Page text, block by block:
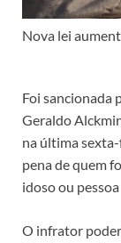
Nova lei
Foi sancionada
Geraldo
na última
pena de quem
idoso ou
O infrator